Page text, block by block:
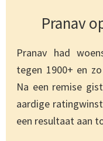
Pranav
Pranav had
tegen 1900+ en
Na een remise
aardige
een resultaat aan